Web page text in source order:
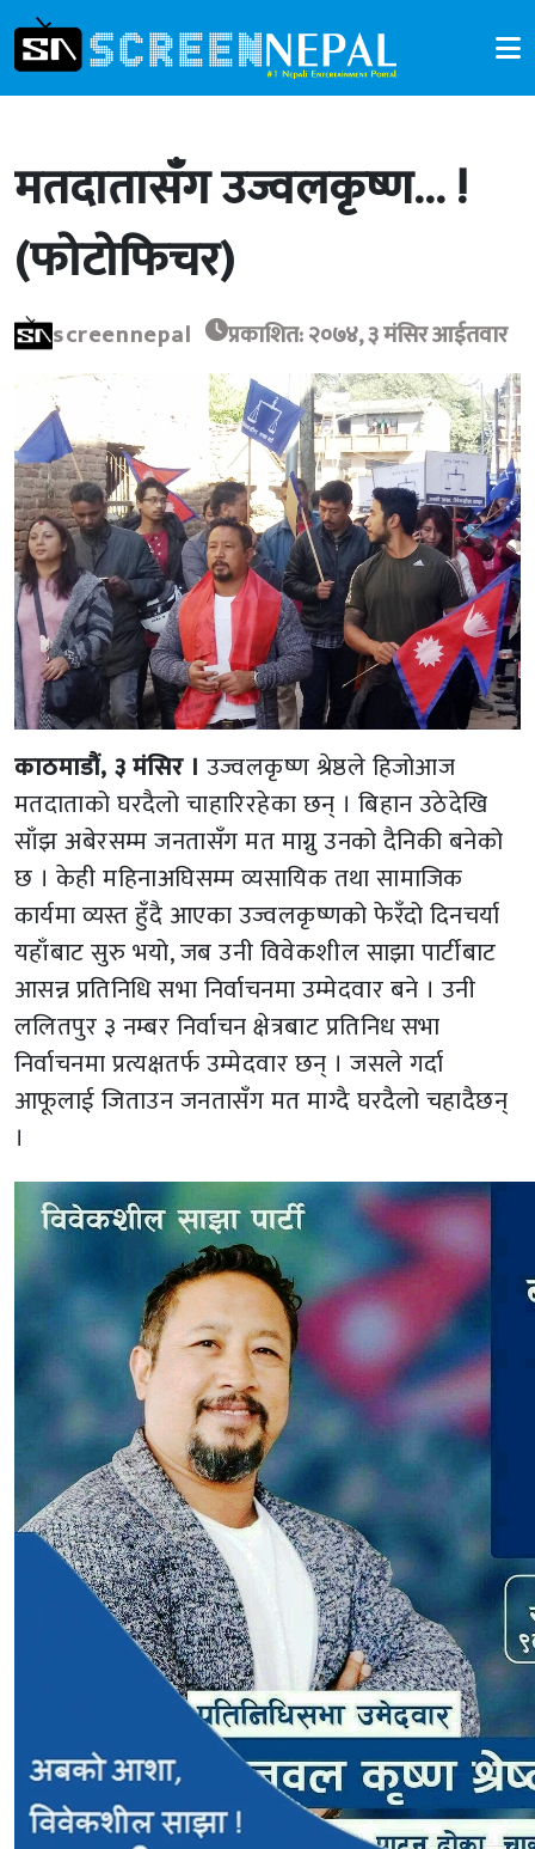
मतदातासँग उज्वलकृष्ण… !
(फोटोफिचर)
screennepal प्रकाशित: २०७४, ३ मंसिर आईतवार
काठमाडौं, ३ मंसिर । उज्वलकृष्ण श्रेष्ठले हिजोआज
मतदाताको घरदैलो चाहारिरहेका छन् । बिहान उठेदेखि
साँझ अबेरसम्म जनतासँग मत माग्नु उनको दैनिकी बनेको
छ । केही महिनाअघिसम्म व्यसायिक तथा सामाजिक
कार्यमा व्यस्त हुँदै आएका उज्वलकृष्णको फेरँदो दिनचर्या
यहाँबाट सुरु भयो, जब उनी विवेकशील साझा पार्टीबाट
आसन्न प्रतिनिधि सभा निर्वाचनमा उम्मेदवार बने । उनी
ललितपुर ३ नम्बर निर्वाचन क्षेत्रबाट प्रतिनिध सभा
निर्वाचनमा प्रत्यक्षतर्फ उम्मेदवार छन् । जसले गर्दा
आफूलाई जिताउन जनतासँग मत माग्दै घरदैलो चहादैछन्
।